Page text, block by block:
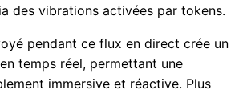
des vibrations activées par tokens.
pendant ce flux en direct crée un
temps réel, permettant une
immersive et réactive. Plus